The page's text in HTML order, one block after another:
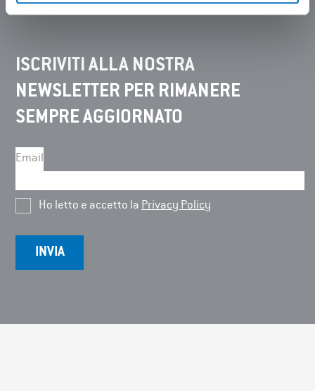
ISCRIVITI ALLA NOSTRA
NEWSLETTER PER RIMANERE
SEMPRE AGGIORNATO
Email
Ho letto e accetto la Privacy Policy